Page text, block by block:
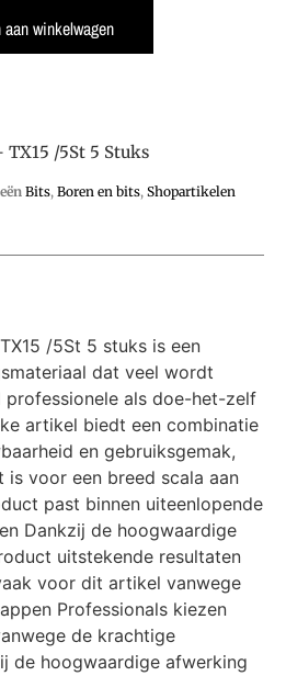
aan winkelwagen
TX15 /5St 5 Stuks
Bits, Boren en bits, Shopartikelen
/5St 5 stuks is een
dat veel wordt
als doe-het-zelf
artikel biedt een combinatie
en gebruiksgemak,
voor een breed scala aan
past binnen uiteenlopende
Dankzij de hoogwaardige
uitstekende resultaten
voor dit artikel vanwege
Professionals kiezen
de krachtige
de hoogwaardige afwerking